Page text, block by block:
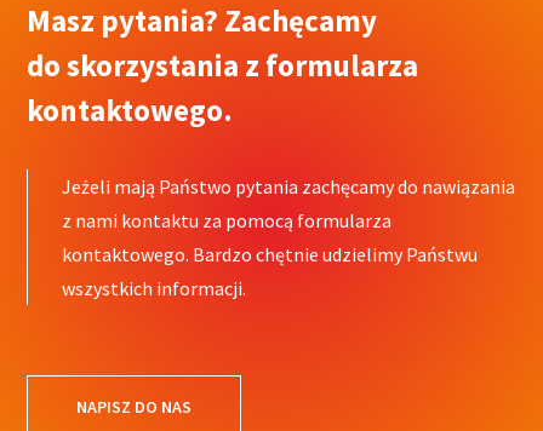
Masz pytania? Zachęcamy
do skorzystania z formularza
kontaktowego.
Jeżeli mają Państwo pytania zachęcamy do nawiązania
z nami kontaktu za pomocą formularza
kontaktowego. Bardzo chętnie udzielimy Państwu
wszystkich informacji.
NAPISZ DO NAS